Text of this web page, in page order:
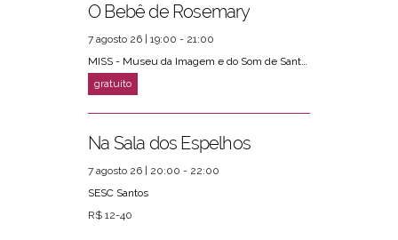
O Bebê de Rosemary
7 agosto 26 | 19:00 - 21:00
MISS - Museu da Imagem e do Som de Santos
Na Sala dos Espelhos
7 agosto 26 | 20:00 - 22:00
SESC Santos
R$ 12-40